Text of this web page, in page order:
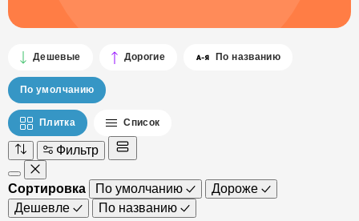
Дешевые Дорогие По названию
По умолчанию
Плитка Список
Фильтр
Сортировка По умолчанию
Дороже
Дешевле
По названию